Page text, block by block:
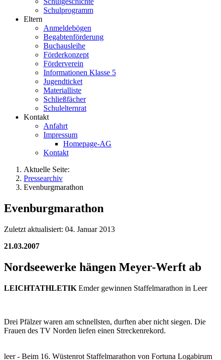
Schulprogramm
Eltern
Anmeldebögen
Begabtenförderung
Buchausleihe
Förderkonzept
Förderverein
Informationen Klasse 5
Jugendticket
Materialliste
Schließfächer
Schulelternrat
Kontakt
Anfahrt
Impressum
Homepage-AG
Kontakt
Aktuelle Seite:
Pressearchiv
Evenburgmarathon
Evenburgmarathon
Zuletzt aktualisiert: 04. Januar 2013
21.03.2007
Nordseewerke hängen Meyer-Werft ab
LEICHTATHLETIK Emder gewinnen Staffelmarathon in Leer
Drei Pfälzer waren am schnellsten, durften aber nicht siegen. Die
Frauen des TV Norden liefen einen Streckenrekord.
leer - Beim 16. Wüstenrot Staffelmarathon von Fortuna Logabirum